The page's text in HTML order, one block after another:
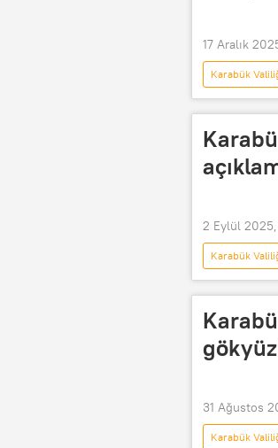
17 Aralık
Karabük
çöp ev
2 Eylül 2025,
Karabük
Yangın
31 Ağustos
Karabük